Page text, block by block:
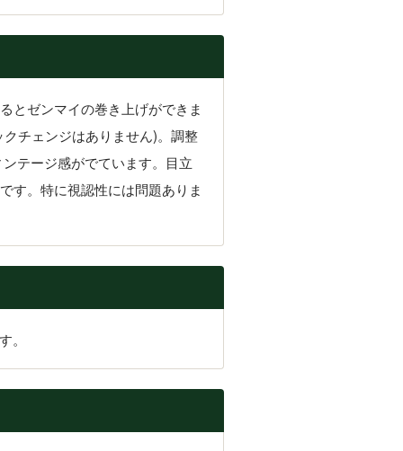
とゼンマイの巻き上げができま
チェンジはありません)。調整
テージ感がでています。目立
す。特に視認性には問題ありま
。